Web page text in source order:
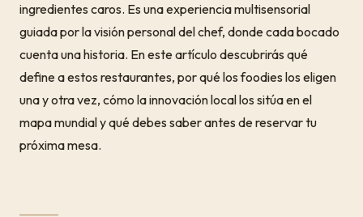
ingredientes caros. Es una experiencia multisensorial
guiada por la visión personal del chef, donde cada bocado
cuenta una historia. En este artículo descubrirás qué
define a estos restaurantes, por qué los foodies los eligen
una y otra vez, cómo la innovación local los sitúa en el
mapa mundial y qué debes saber antes de reservar tu
próxima mesa.